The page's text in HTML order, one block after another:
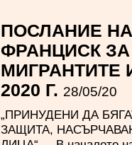
ПОСЛАНИЕ
ФРАНЦИСК
МИГРАНТИТЕ
2020 Г. 28/05/20
„ПРИНУДЕНИ ДА
ЗАЩИТА,